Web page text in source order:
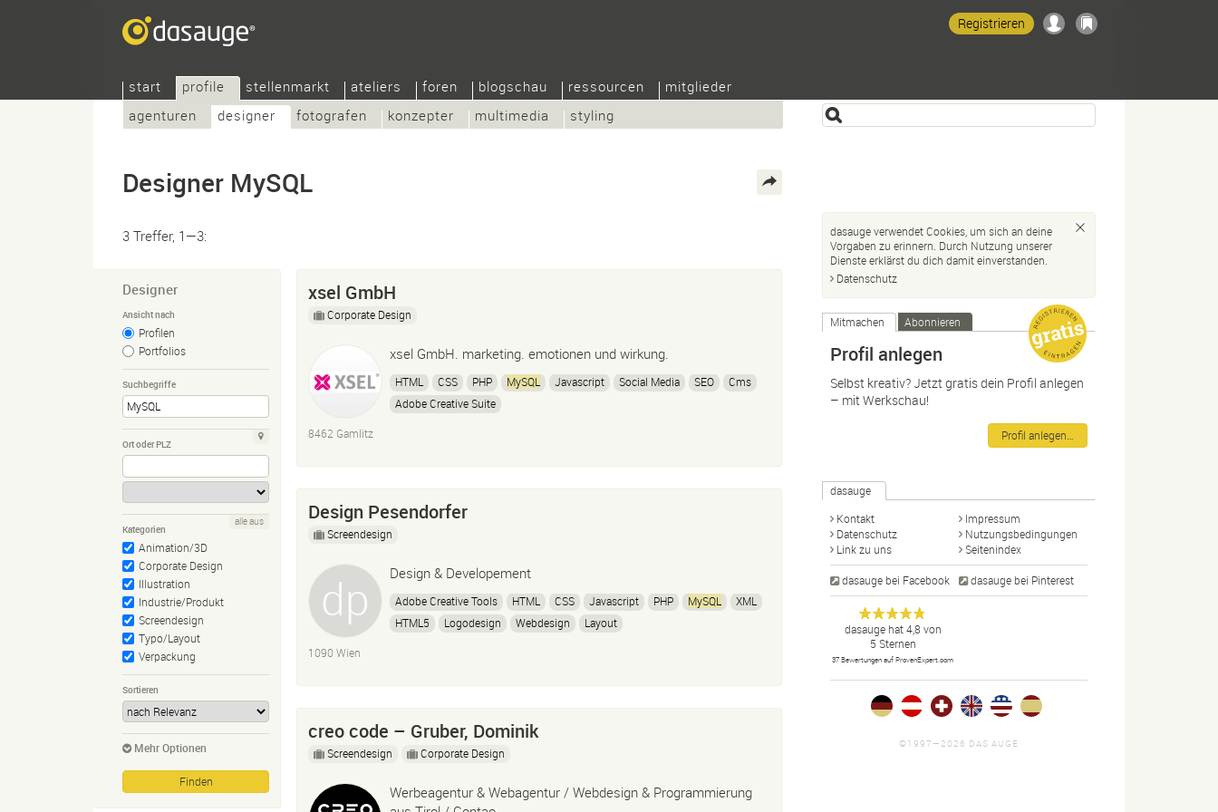
start
profile
agenturen
designer fotografen konzepter multimedia styling
stellenmarkt ateliers foren blogschau ressourcen mitglieder
Registrieren
Designer MySQL
3 Treffer, 1—3:
Designer
Ansicht nach
Profilen
Portfolios
Suchbegriffe
Ort oder PLZ
Kategorien
Animation/3D
Corporate Design
Illustration
Industrie/Produkt
Screendesign
Typo/Layout
Verpackung
alle aus
Sortieren
Mehr Optionen
xsel GmbH
Corporate Design
xsel GmbH. marketing. emotionen und wirkung.
HTML CSS PHP MySQL Javascript Social Media SEO
Cms
Adobe Creative Suite
8462 Gamlitz
Design Pesendorfer
Screendesign
Design & Developement
Adobe Creative Tools HTML CSS Javascript PHP MySQL
XML
HTML5
Logodesign Webdesign Layout
1090 Wien
creo code – Gruber, Dominik
Screendesign Corporate Design
Werbeagentur & Webagentur / Webdesign & Programmierung
dasauge verwendet Cookies, um sich an deine
Vorgaben zu erinnern. Durch Nutzung unserer
Dienste erklärst du dich damit einverstanden.
Datenschutz
Mitmachen Abonnieren
Profil anlegen
Selbst kreativ? Jetzt gratis dein Profil anlegen
– mit Werkschau!
Profil anlegen…
dasauge
Kontakt
Impressum
Datenschutz
Nutzungsbedingungen
Link zu uns
Seitenindex
dasauge bei Facebook dasauge bei Pinterest
dasauge
Designer,
Fotografen,
Agenturen,
Portfolios
und Jobs.
Anonym
dasaugehat4,8 von
5 Sternen
37 Bewertungen auf ProvenExpert.com
©1997—2026 DAS AUGE